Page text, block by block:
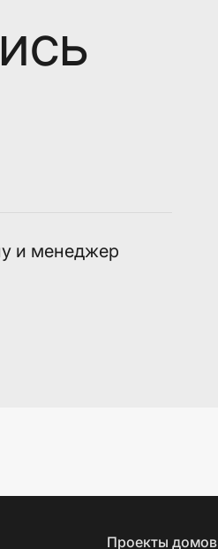
и менеджер
Проекты домов